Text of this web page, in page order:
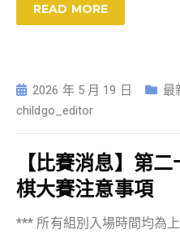
READ MORE
2026 年 5 月 19 日 最
childgo_editor
【比賽消息】第
棋大賽注意事項
*** 所有組別入場時間均為